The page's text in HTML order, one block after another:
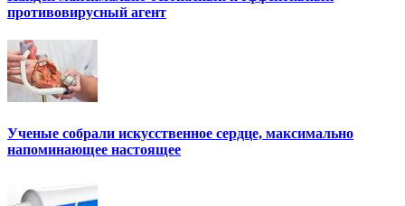
противовирусный агент
Ученые собрали искусственное сердце, максимально
напоминающее настоящее